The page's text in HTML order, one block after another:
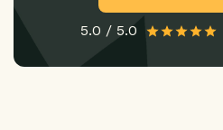
5.0 / 5.0